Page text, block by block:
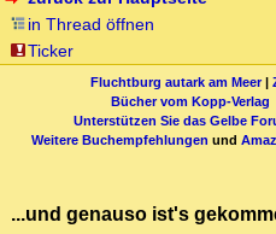
in Thread öffnen
Ticker
Fluchtburg autark am Meer|
Bücher vom Kopp-Verlag
Unterstützen Sie das Gelbe
Weitere Buchempfehlungen und
...und genauso ist's